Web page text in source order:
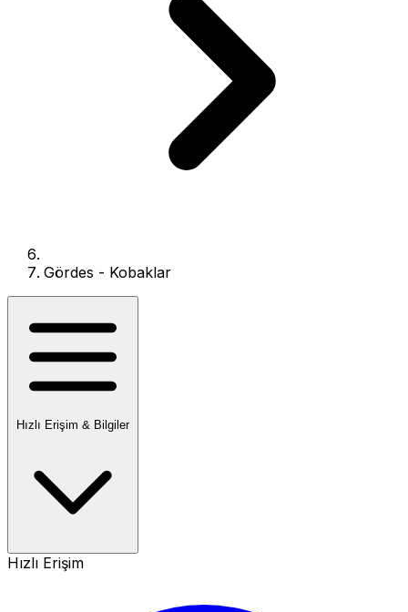
Gördes - Kobaklar
Hızlı Erişim & Bilgiler
Hızlı Erişim